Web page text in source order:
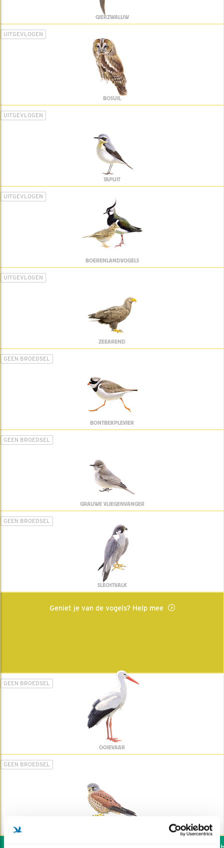
GIERZWALUW
UITGEVLOGEN
BOSUIL
UITGEVLOGEN
TAPUIT
UITGEVLOGEN
BOERENLANDVOGELS
UITGEVLOGEN
ZEEAREND
GEEN BROEDSEL
BONTBEKPLEVIER
GEEN BROEDSEL
GRAUWE VLIEGENVANGER
GEEN BROEDSEL
SLECHTVALK
Geniet je van de vogels? Help mee
GEEN BROEDSEL
OOIEVAAR
GEEN BROEDSEL